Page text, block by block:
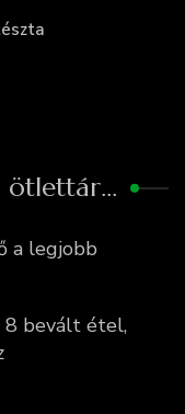
ötlettár…
a legjobb
8 bevált étel,